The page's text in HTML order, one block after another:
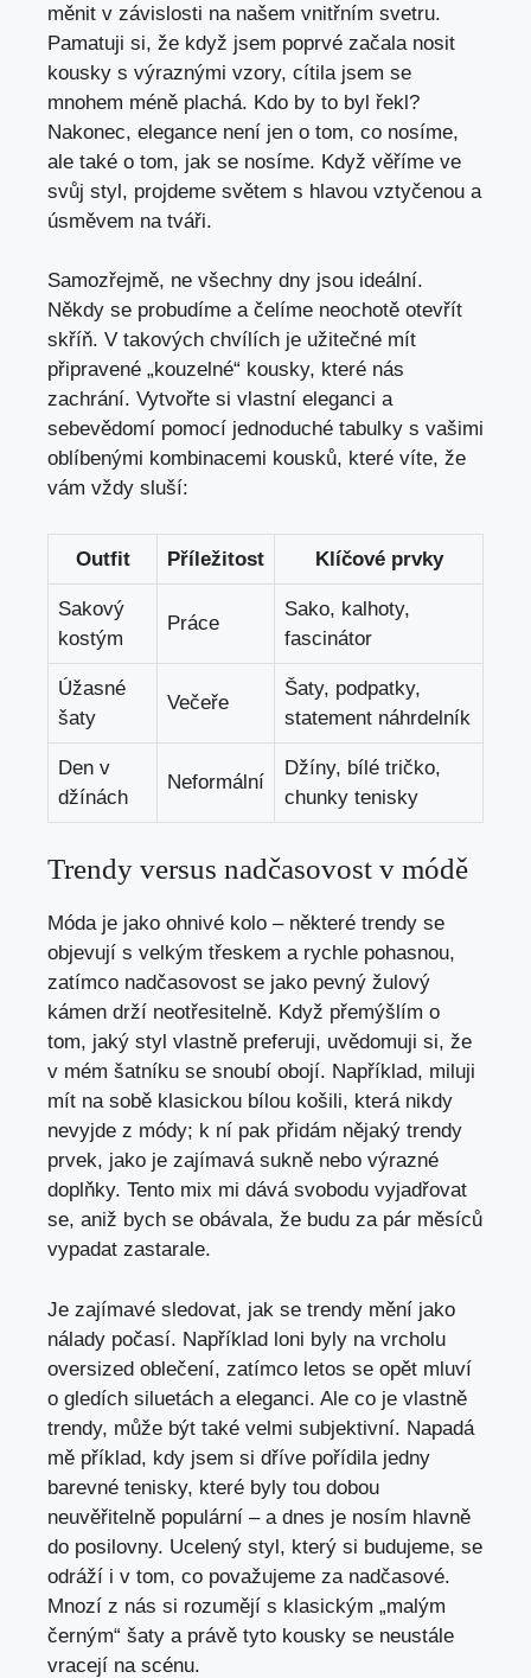
měnit v závislosti na našem vnitřním svetru.
Pamatuji si, ‍že když ‌jsem poprvé začala nosit
kousky ‌s výraznými vzory, cítila jsem se
mnohem méně plachá. Kdo⁣ by to byl řekl?⁣
Nakonec, elegance není jen o‍ tom, co ‍nosíme,
‌ale‌ také o tom, jak se nosíme. Když věříme​ ve
svůj styl, projdeme světem s ⁣hlavou vztyčenou a
úsměvem na tváři.
Samozřejmě, ne všechny dny jsou ideální.
Někdy se probudíme a​ čelíme neochotě otevřít
skříň. V takových chvílích je užitečné mít
připravené „kouzelné“ kousky, které nás⁣
zachrání. ⁢Vytvořte si vlastní eleganci a
sebevědomí pomocí ‍jednoduché tabulky s vašimi
oblíbenými kombinacemi ⁢kousků, které víte, že
vám vždy sluší:
Outfit Příležitost Klíčové prvky
Sakový
kostým
Práce
Sako, kalhoty,
‌fascinátor
Úžasné⁤
šaty
Večeře
Šaty, podpatky,
statement‌ náhrdelník
Den v
džínách
Neformální
Džíny, bílé tričko,
chunky tenisky
Trendy versus nadčasovost v módě
Móda je jako ohnivé kolo – některé trendy se
objevují s velkým třeskem a rychle pohasnou, ​
zatímco nadčasovost se jako pevný žulový
kámen drží neotřesitelně. Když přemýšlím o
tom,⁢ jaký styl vlastně preferuji, uvědomuji ​si, že
v mém šatníku se snoubí obojí. Například, ⁣miluji
mít na sobě klasickou bílou košili, která nikdy
nevyjde z módy; k​ ní pak přidám nějaký trendy
prvek, jako je zajímavá sukně nebo výrazné ​
doplňky. Tento mix mi dává‍ svobodu vyjadřovat
se, aniž bych se obávala, že ​budu za pár měsíců⁤
vypadat zastarale.
Je zajímavé sledovat, jak se​ trendy mění jako
nálady počasí. Například loni byly na vrcholu
oversized oblečení, zatímco letos se opět mluví
o gledích siluetách a eleganci. Ale co⁤ je vlastně
trendy, může být také velmi subjektivní. Napadá
mě příklad, kdy jsem⁣ si dříve pořídila‌ jedny
barevné tenisky, které​ byly tou dobou
neuvěřitelně populární – a dnes je nosím hlavně
do posilovny. Ucelený styl, který si budujeme, se
odráží i v tom, co považujeme za nadčasové.
Mnozí z nás si rozumějí s klasickým „malým
černým“ šaty a právě tyto kousky se neustále
vracejí na scénu.